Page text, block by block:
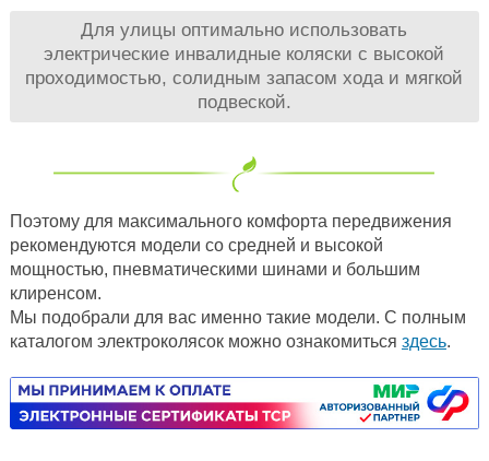
Для улицы оптимально использовать
электрические инвалидные коляски с высокой
проходимостью, солидным запасом хода и мягкой
подвеской.
Поэтому для максимального комфорта передвижения
рекомендуются модели со средней и высокой
мощностью, пневматическими шинами и большим
клиренсом.
Мы подобрали для вас именно такие модели. С полным
каталогом электроколясок можно ознакомиться здесь.